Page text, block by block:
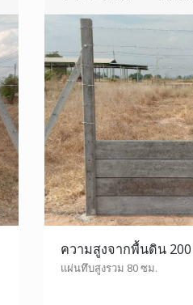
ความสูงจากพื้นดิน
แผ่นทึบสูงรวม 80 ซม.